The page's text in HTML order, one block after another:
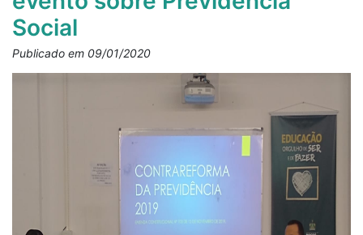
Social
Publicado em 09/01/2020